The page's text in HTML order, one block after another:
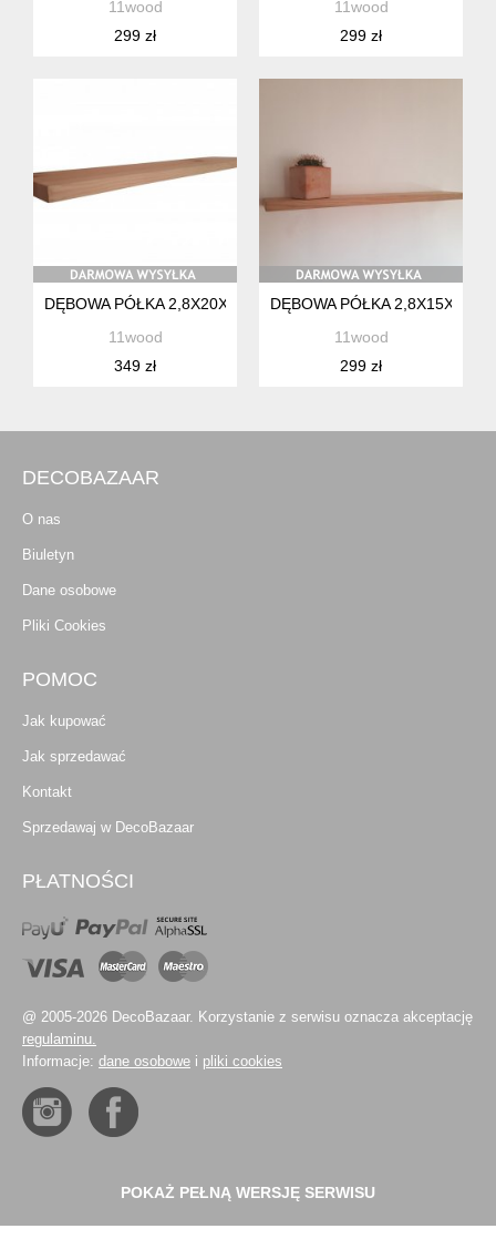
11wood
299 zł
11wood
299 zł
DĘBOWA PÓŁKA 2,8X20X90CM WSPORNIKI NIEWIDOCZNE
11wood
349 zł
DĘBOWA PÓŁKA
11wood
299 zł
DECOBAZAAR
O nas
Biuletyn
Dane osobowe
Pliki Cookies
POMOC
Jak kupować
Jak sprzedawać
Kontakt
Sprzedawaj w DecoBazaar
PŁATNOŚCI
@ 2005-2026 DecoBazaar. Korzystanie z serwisu oznacza akceptację
regulaminu.
Informacje: dane osobowe i pliki cookies
POKAŻ PEŁNĄ WERSJĘ SERWISU